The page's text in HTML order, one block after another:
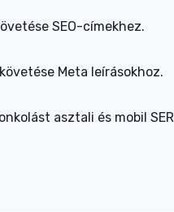
SEO-címekhez.
Meta leírásokhoz.
asztali és mobil